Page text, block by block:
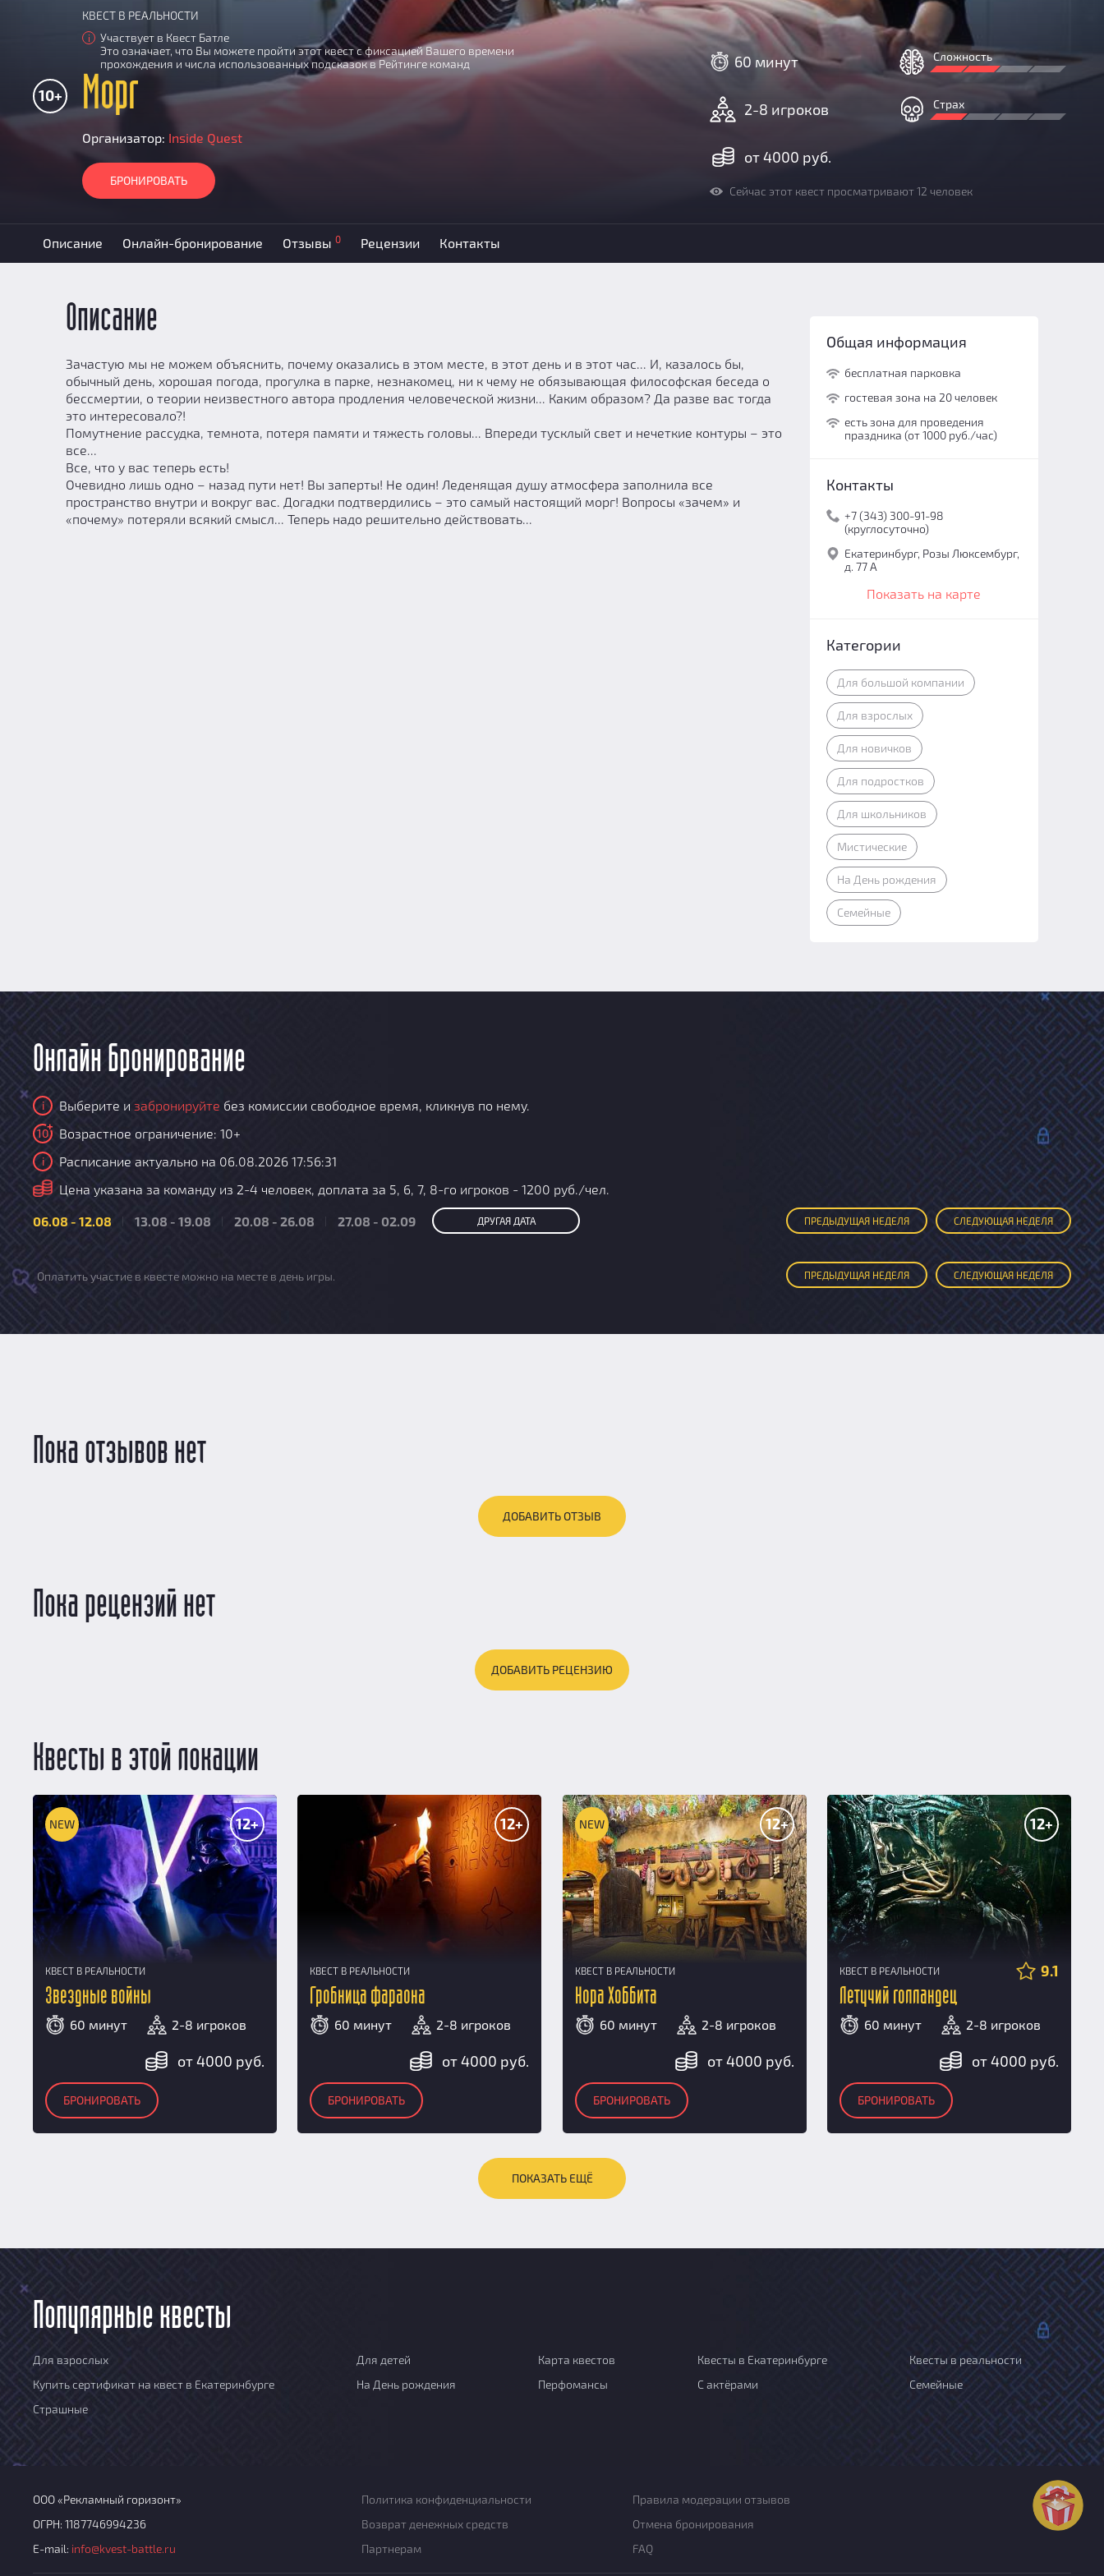
КВЕСТ В РЕАЛЬНОСТИ
i
Участвует в Квест Батле
Это означает, что Вы можете пройти этот квест с фиксацией Вашего времени
прохождения и числа использованных подсказок в Рейтинге команд
Морг
10+
Организатор: Inside Quest
БРОНИРОВАТЬ
60 минут
2-8 игроков
от 4000 руб.
Сложность
Страх
Сейчас этот квест просматривают 12 человек
Описание Онлайн-бронирование Отзывы 0 Рецензии Контакты
Описание
Зачастую мы не можем объяснить, почему оказались в этом месте, в этот день и в этот час... И, казалось бы,
обычный день, хорошая погода, прогулка в парке, незнакомец, ни к чему не обязывающая философская беседа о
бессмертии, о теории неизвестного автора продления человеческой жизни... Каким образом? Да разве вас тогда
это интересовало?!
Помутнение рассудка, темнота, потеря памяти и тяжесть головы... Впереди тусклый свет и нечеткие контуры – это
все...
Все, что у вас теперь есть!
Очевидно лишь одно – назад пути нет! Вы заперты! Не один! Леденящая душу атмосфера заполнила все
пространство внутри и вокруг вас. Догадки подтвердились – это самый настоящий морг! Вопросы «зачем» и
«почему» потеряли всякий смысл... Теперь надо решительно действовать...
Общая информация
бесплатная парковка
гостевая зона на 20 человек
есть зона для проведения
праздника (от 1000 руб./час)
Контакты
+7 (343) 300-91-98
(круглосуточно)
Екатеринбург, Розы Люксембург,
д. 77 А
Показать на карте
Категории
Для большой компании
Для взрослых
Для новичков
Для подростков
Для школьников
Мистические
На День рождения
Семейные
Онлайн бронирование
i Выберите и забронируйте без комиссии свободное время, кликнув по нему.
10 Возрастное ограничение: 10+
i Расписание актуально на 06.08.2026 17:56:31
i Цена указана за команду из 2-4 человек, доплата за 5, 6, 7, 8-го игроков - 1200 руб./чел.
06.08 - 12.08 13.08 - 19.08 20.08 - 26.08 27.08 - 02.09 ДРУГАЯ ДАТА ПРЕДЫДУЩАЯ НЕДЕЛЯ СЛЕДУЮЩАЯ НЕДЕЛЯ
ПРЕДЫДУЩАЯ НЕДЕЛЯ СЛЕДУЮЩАЯ НЕДЕЛЯ
Оплатить участие в квесте можно на месте в день игры.
Пока отзывов нет
ДОБАВИТЬ ОТЗЫВ
Пока рецензий нет
ДОБАВИТЬ РЕЦЕНЗИЮ
Квесты в этой локации
12+
NEW
КВЕСТ В РЕАЛЬНОСТИ
Звездные войны
60 минут 2-8 игроков
от 4000 руб.
БРОНИРОВАТЬ
12+
КВЕСТ В РЕАЛЬНОСТИ
Гробница фараона
60 минут 2-8 игроков
от 4000 руб.
БРОНИРОВАТЬ
12+
NEW
КВЕСТ В РЕАЛЬНОСТИ
Нора Хоббита
60 минут 2-8 игроков
от 4000 руб.
БРОНИРОВАТЬ
12+
КВЕСТ В РЕАЛЬНОСТИ 9.1
Летучий голландец
60 минут 2-8 игроков
от 4000 руб.
БРОНИРОВАТЬ
ПОКАЗАТЬ ЕЩЁ
Популярные квесты
Для взрослых Для детей Карта квестов Квесты в Екатеринбурге
Квесты в реальности
Купить сертификат на квест в Екатеринбурге
На День рождения Перфомансы С актёрами
Семейные
Страшные
ООО «Рекламный горизонт»
ОГРН: 1187746994236
E-mail: info@kvest-battle.ru
Политика конфиденциальности
Правила модерации отзывов
Возврат денежных средств
Отмена бронирования
Партнерам
FAQ